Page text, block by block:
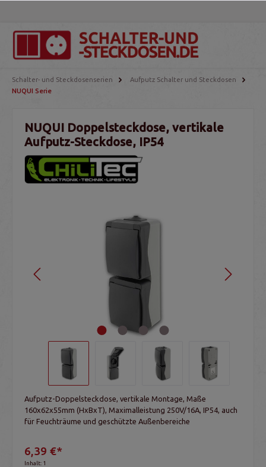
Schalter- und Steckdosenserien
Aufputz Schalter und Steckdosen
NUQUI Serie
NUQUI Doppelsteckdose, vertikale
Aufputz-Steckdose, IP54
Aufputz-Doppelsteckdose, vertikale Montage, Maße
160x62x55mm (HxBxT), Maximalleistung 250V/16A, IP54, auch
für Feuchträume und geschützte Außenbereiche
6,39 €*
Inhalt: 1